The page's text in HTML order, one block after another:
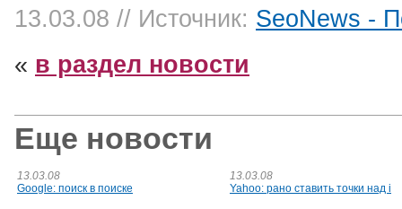
13.03.08 // Источник: SeoNews -
« в раздел новости
Еще новости
13.03.08
Google: поиск в поиске
13.03.08
Yahoo: рано ставить точки над i